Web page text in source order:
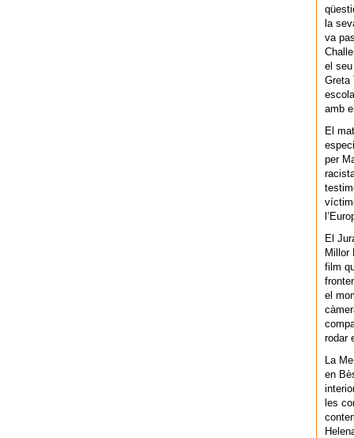
la
va
el
Greta
amb
El
per
El
Millor
film
el
rodar
La
en
les